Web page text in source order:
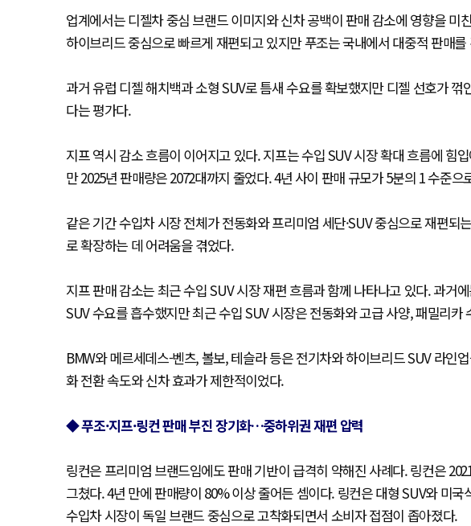
업계에서는 디젤차 중심 브랜드 이미지와 신차 공백이 판매 감소에 영향을 미
하이브리드 중심으로 빠르게 재편되고 있지만 푸조는 국내에서 대중적 판매
과거 유럽 디젤 해치백과 소형 SUV로 틈새 수요를 확보했지만 디젤 선호가
다는 평가다.
지프 역시 감소 흐름이 이어지고 있다. 지프는 수입 SUV 시장 확대 흐름에 힘
만 2025년 판매량은 2072대까지 줄었다. 4년 사이 판매 규모가 5분의 1 수준으
같은 기간 수입차 시장 전체가 전동화와 프리미엄 세단·SUV 중심으로 재편되
로 확장하는 데 어려움을 겪었다.
지프 판매 감소는 최근 수입 SUV 시장 재편 흐름과 함께 나타나고 있다. 과거
SUV 수요를 흡수했지만 최근 수입 SUV 시장은 전동화와 고급 사양, 패밀리카
BMW와 메르세데스-벤츠, 볼보, 테슬라 등은 전기차와 하이브리드 SUV 라인
화 전환 속도와 신차 효과가 제한적이었다.
◆ 푸조·지프·링컨 판매 부진 장기화…중하위권 재편 압력
링컨은 프리미엄 브랜드임에도 판매 기반이 급격히 약해진 사례다. 링컨은
그쳤다. 4년 만에 판매량이 80% 이상 줄어든 셈이다. 링컨은 대형 SUV와 미
수입차 시장이 독일 브랜드 중심으로 고착화되면서 소비자 접점이 좁아졌다.